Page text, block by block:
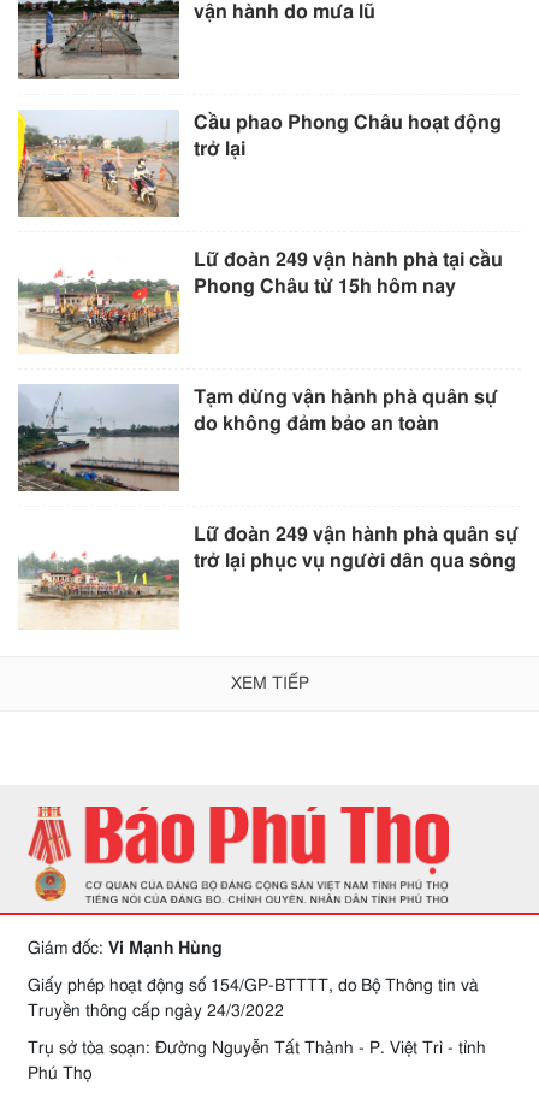
vận hành do mưa lũ
Cầu phao Phong Châu hoạt động
trở lại
Lữ đoàn 249 vận hành phà tại cầu
Phong Châu từ 15h hôm nay
Tạm dừng vận hành phà quân sự
do không đảm bảo an toàn
Lữ đoàn 249 vận hành phà quân sự
trở lại phục vụ người dân qua sông
XEM TIẾP
Giám đốc: Vi Mạnh Hùng
Giấy phép hoạt động số 154/GP-BTTTT, do Bộ Thông tin và
Truyền thông cấp ngày 24/3/2022
Trụ sở tòa soạn: Đường Nguyễn Tất Thành - P. Việt Trì - tỉnh
Phú Thọ